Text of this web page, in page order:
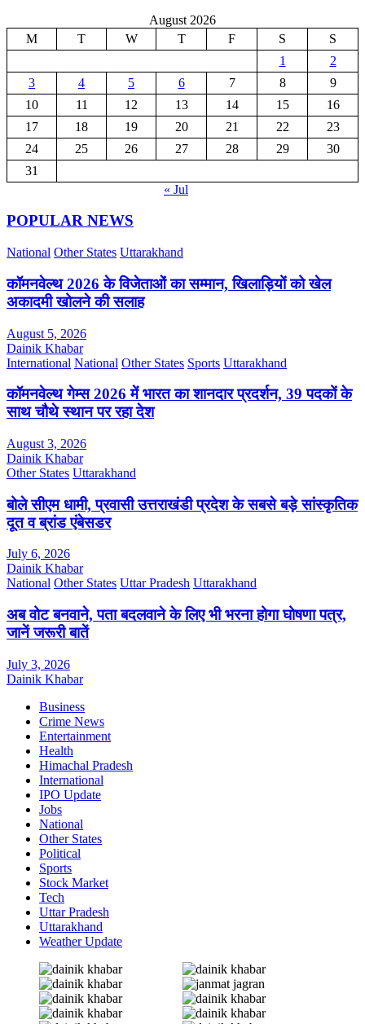
August 2026
M
T W T F S
S
1
2
3
4 5 6 7 8
9
10
11 12 13 14 15
16
17
18 19 20 21 22
23
24
25 26 27 28 29
30
31
« Jul
POPULAR NEWS
National Other States Uttarakhand
कॉमनवेल्थ 2026 के विजेताओं का सम्मान, खिलाड़ियों को खेल
अकादमी खोलने की सलाह
August 5, 2026
Dainik Khabar
International National Other States Sports Uttarakhand
कॉमनवेल्थ गेम्स 2026 में भारत का शानदार प्रदर्शन, 39 पदकों के
साथ चौथे स्थान पर रहा देश
August 3, 2026
Dainik Khabar
Other States Uttarakhand
बोले सीएम धामी, प्रवासी उत्तराखंडी प्रदेश के सबसे बड़े सांस्कृतिक
दूत व ब्रांड एंबेसडर
July 6, 2026
Dainik Khabar
National Other States Uttar Pradesh Uttarakhand
अब वोट बनवाने, पता बदलवाने के लिए भी भरना होगा घोषणा पत्र,
जानें जरूरी बातें
July 3, 2026
Dainik Khabar
Business
Crime News
Entertainment
Health
Himachal Pradesh
International
IPO Update
Jobs
National
Other States
Political
Sports
Stock Market
Tech
Uttar Pradesh
Uttarakhand
Weather Update